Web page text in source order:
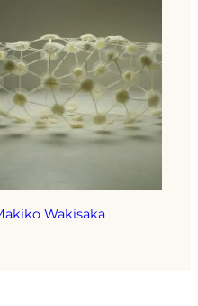
Wakisaka